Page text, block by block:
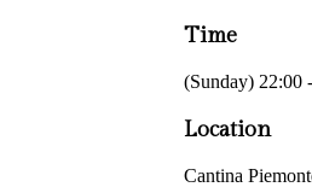
Time
(Sunday) 22:00
Location
Cantina